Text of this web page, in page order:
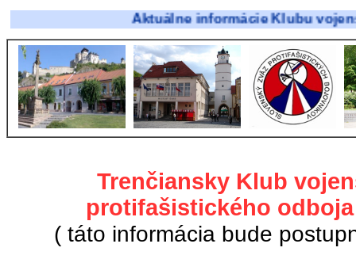
Aktuálne informácie Klubu vojenskej
Trenčiansky Klub
protifašistického
( táto informácia bude